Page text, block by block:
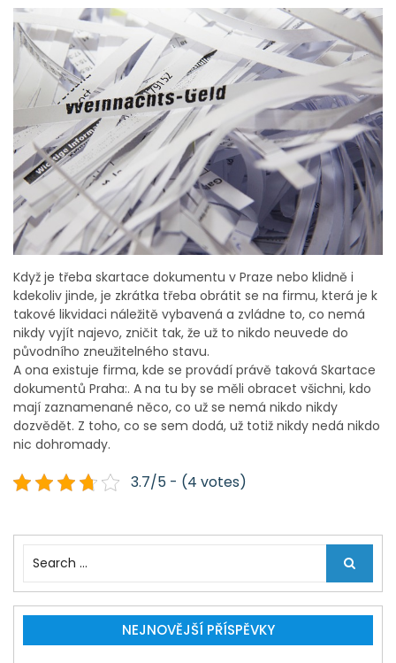
Když je třeba skartace dokumentu v Praze nebo klidně i
kdekoliv jinde, je zkrátka třeba obrátit se na firmu, která je k
takové likvidaci náležitě vybavená a zvládne to, co nemá
nikdy vyjít najevo, zničit tak, že už to nikdo neuvede do
původního zneužitelného stavu.
A ona existuje firma, kde se provádí právě taková Skartace
dokumentů Praha:. A na tu by se měli obracet všichni, kdo
mají zaznamenané něco, co už se nemá nikdo nikdy
dozvědět. Z toho, co se sem dodá, už totiž nikdy nedá nikdo
nic dohromady.
3.7/5 - (4 votes)
a
r
h
NEJNOVĚJŠÍ PŘÍSPĚVKY